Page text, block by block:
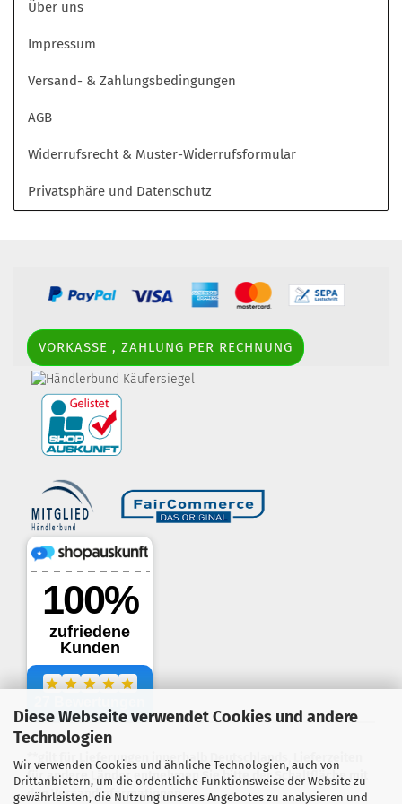
Diese Webseite verwendet Cookies und andere
Technologien
Wir verwenden Cookies und ähnliche Technologien, auch von
Drittanbietern, um die ordentliche Funktionsweise der Website zu
gewährleisten, die Nutzung unseres Angebotes zu analysieren und
Über uns
Impressum
Versand- & Zahlungsbedingungen
AGB
Widerrufsrecht & Muster-Widerrufsformular
Privatsphäre und Datenschutz
VORKASSE , ZAHLUNG PER RECHNUNG
.
**gilt für Lieferungen innerhalb Deutschlands, Lieferzeiten
für andere Länder entnehmen Sie bitte der Schaltfläche mit
den Versandinformationen